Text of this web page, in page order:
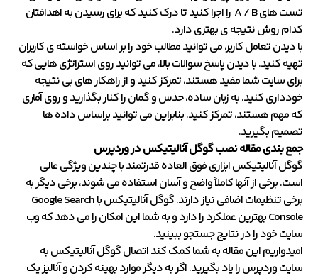
تست های A / B را اجرا کنید تا درک کنید که برای رسیدن به اهدافتان
کدام روش نتیجه ی بهتری دارد.
با دیدن تعامل کاربر، می توانید مطالب خود را بر اساس خواسته ی کاربران
تهیه کنید. با دیدن پاسخ سوالات بالا، می توانید روی استراتژی هایی که
برای سایت شما مفید هستند، تمرکز کنید و از راهکار های بی نتیجه
خودداری کنید. به زبان ساده، حدس و گمان را کنار بگذارید و روی آماری
که مهم هستند، تمرکز کنید. بنابراین می توانید براساس داده ها
تصمیم بگیرید.
جمع بندی مقاله نصب گوگل آنالیتیکس در وردپرس
گوگل آنالیتیکس ابزاری فوق العاده قدرتمند با چندین ویژگی عالی
است. برخی از آنها کاملاً واضح و آسان استفاده می شوند، برخی دیگر به
برخی تنظیمات اضافی نیاز دارند. گوگل آنالیتیکس با Google Search
Console بهترین عملکرد را دارد و به شما این امکان را می دهد که وب
سایت خود را در نتایج جستجو ببینید.
امیدواریم این مقاله به شما کمک کند اتصال گوگل آنالیتیکس به
سایت وردپرس را یاد بگیرید. اگر به دیگر موارد بهینه کردن و آنالیز یک